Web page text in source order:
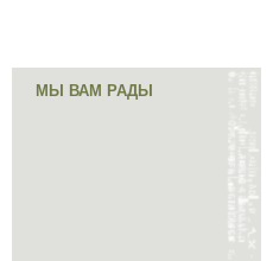
МЫ ВАМ РАДЫ